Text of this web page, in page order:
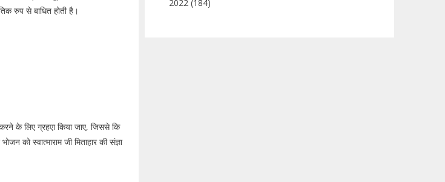
रुप से बाधित होती है।
के लिए ग्रहएा किया जाए, जिससे कि
को स्वात्माराम जी मिताहार की संज्ञा
2022 (184)